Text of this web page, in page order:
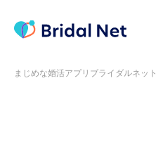
まじめな婚活アプリブライダルネット